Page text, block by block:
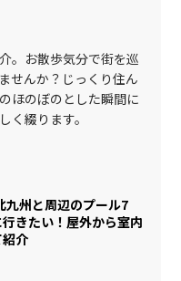
。お散歩気分で街を巡
せんか？じっくり住ん
ほのぼのとした瞬間に
く綴ります。
九州と周辺のプール7
きたい！屋外から室内
介